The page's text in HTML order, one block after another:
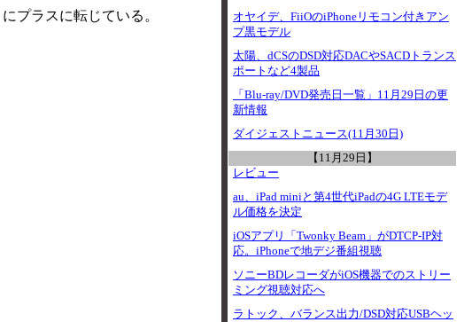
プラスに転じている。
オヤイデ、FiiOのiPhoneリモコン付きアン
プ黒モデル
太陽、dCSのDSD対応DACやSACDトランス
ポートなど4製品
「Blu-ray/DVD発売日一覧」11月29日の更
新情報
ダイジェストニュース(11月30日)
【11月29日】
レビュー
au、iPad miniと第4世代iPadの4G LTEモデ
ル価格を決定
iOSアプリ「Twonky Beam」がDTCP-IP対
応。iPhoneで地デジ番組視聴
ソニーBDレコーダがiOS機器でのストリー
ミング視聴対応へ
ラトック、バランス出力/DSD対応USBヘッ